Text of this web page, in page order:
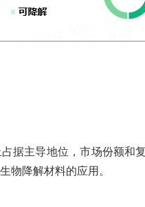
据主导地位，市场份额和
物降解材料的应用。